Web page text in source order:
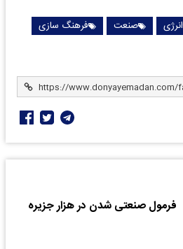
انرژی صنعت
فرهنگ سازی
فرمول صنعتی شدن در‌ هزار جزیره